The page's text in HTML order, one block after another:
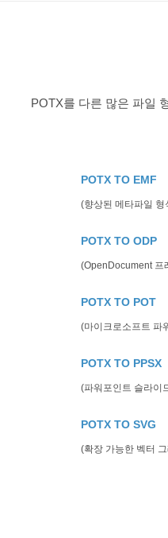
POTX를 다른 많은 파일
POTX TO EMF
(향상된 메타파일 형
POTX TO ODP
(OpenDocument 프
POTX TO POT
(마이크로소프트 파
POTX TO PPSX
(파워포인트 슬라이
POTX TO SVG
(확장 가능한 벡터